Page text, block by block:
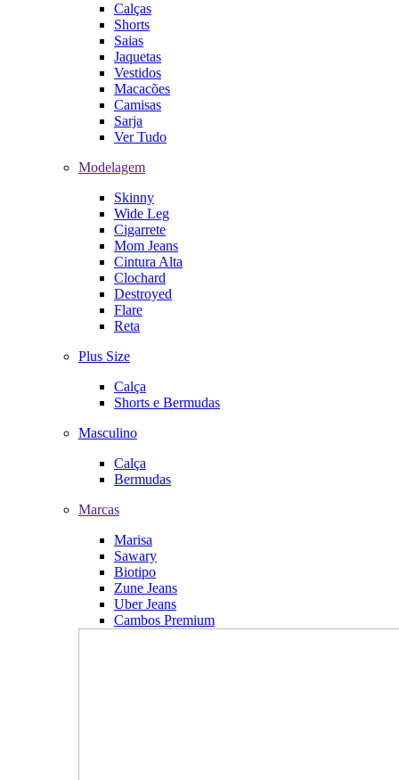
Calças
Shorts
Saias
Jaquetas
Vestidos
Macacões
Camisas
Sarja
Ver Tudo
Modelagem
Skinny
Wide Leg
Cigarrete
Mom Jeans
Cintura Alta
Clochard
Destroyed
Flare
Reta
Plus Size
Calça
Shorts e Bermudas
Masculino
Calça
Bermudas
Marcas
Marisa
Sawary
Biotipo
Zune Jeans
Uber Jeans
Cambos Premium